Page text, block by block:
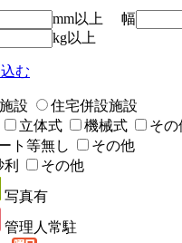
mm以上 幅
kg以上
む
設
住宅併設施設
立体式 機械式
その
ト等無し
その他
利
その他
写真有
管理人常駐